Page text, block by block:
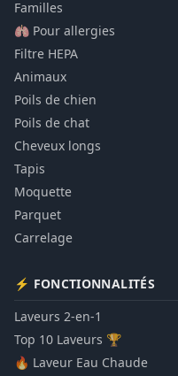
Familles
🫁 Pour allergies
Filtre HEPA
Animaux
Poils de chien
Poils de chat
Cheveux longs
Tapis
Moquette
Parquet
Carrelage
⚡ FONCTIONNALITÉS
Laveurs 2-en-1
Top 10 Laveurs 🏆
🔥 Laveur Eau Chaude